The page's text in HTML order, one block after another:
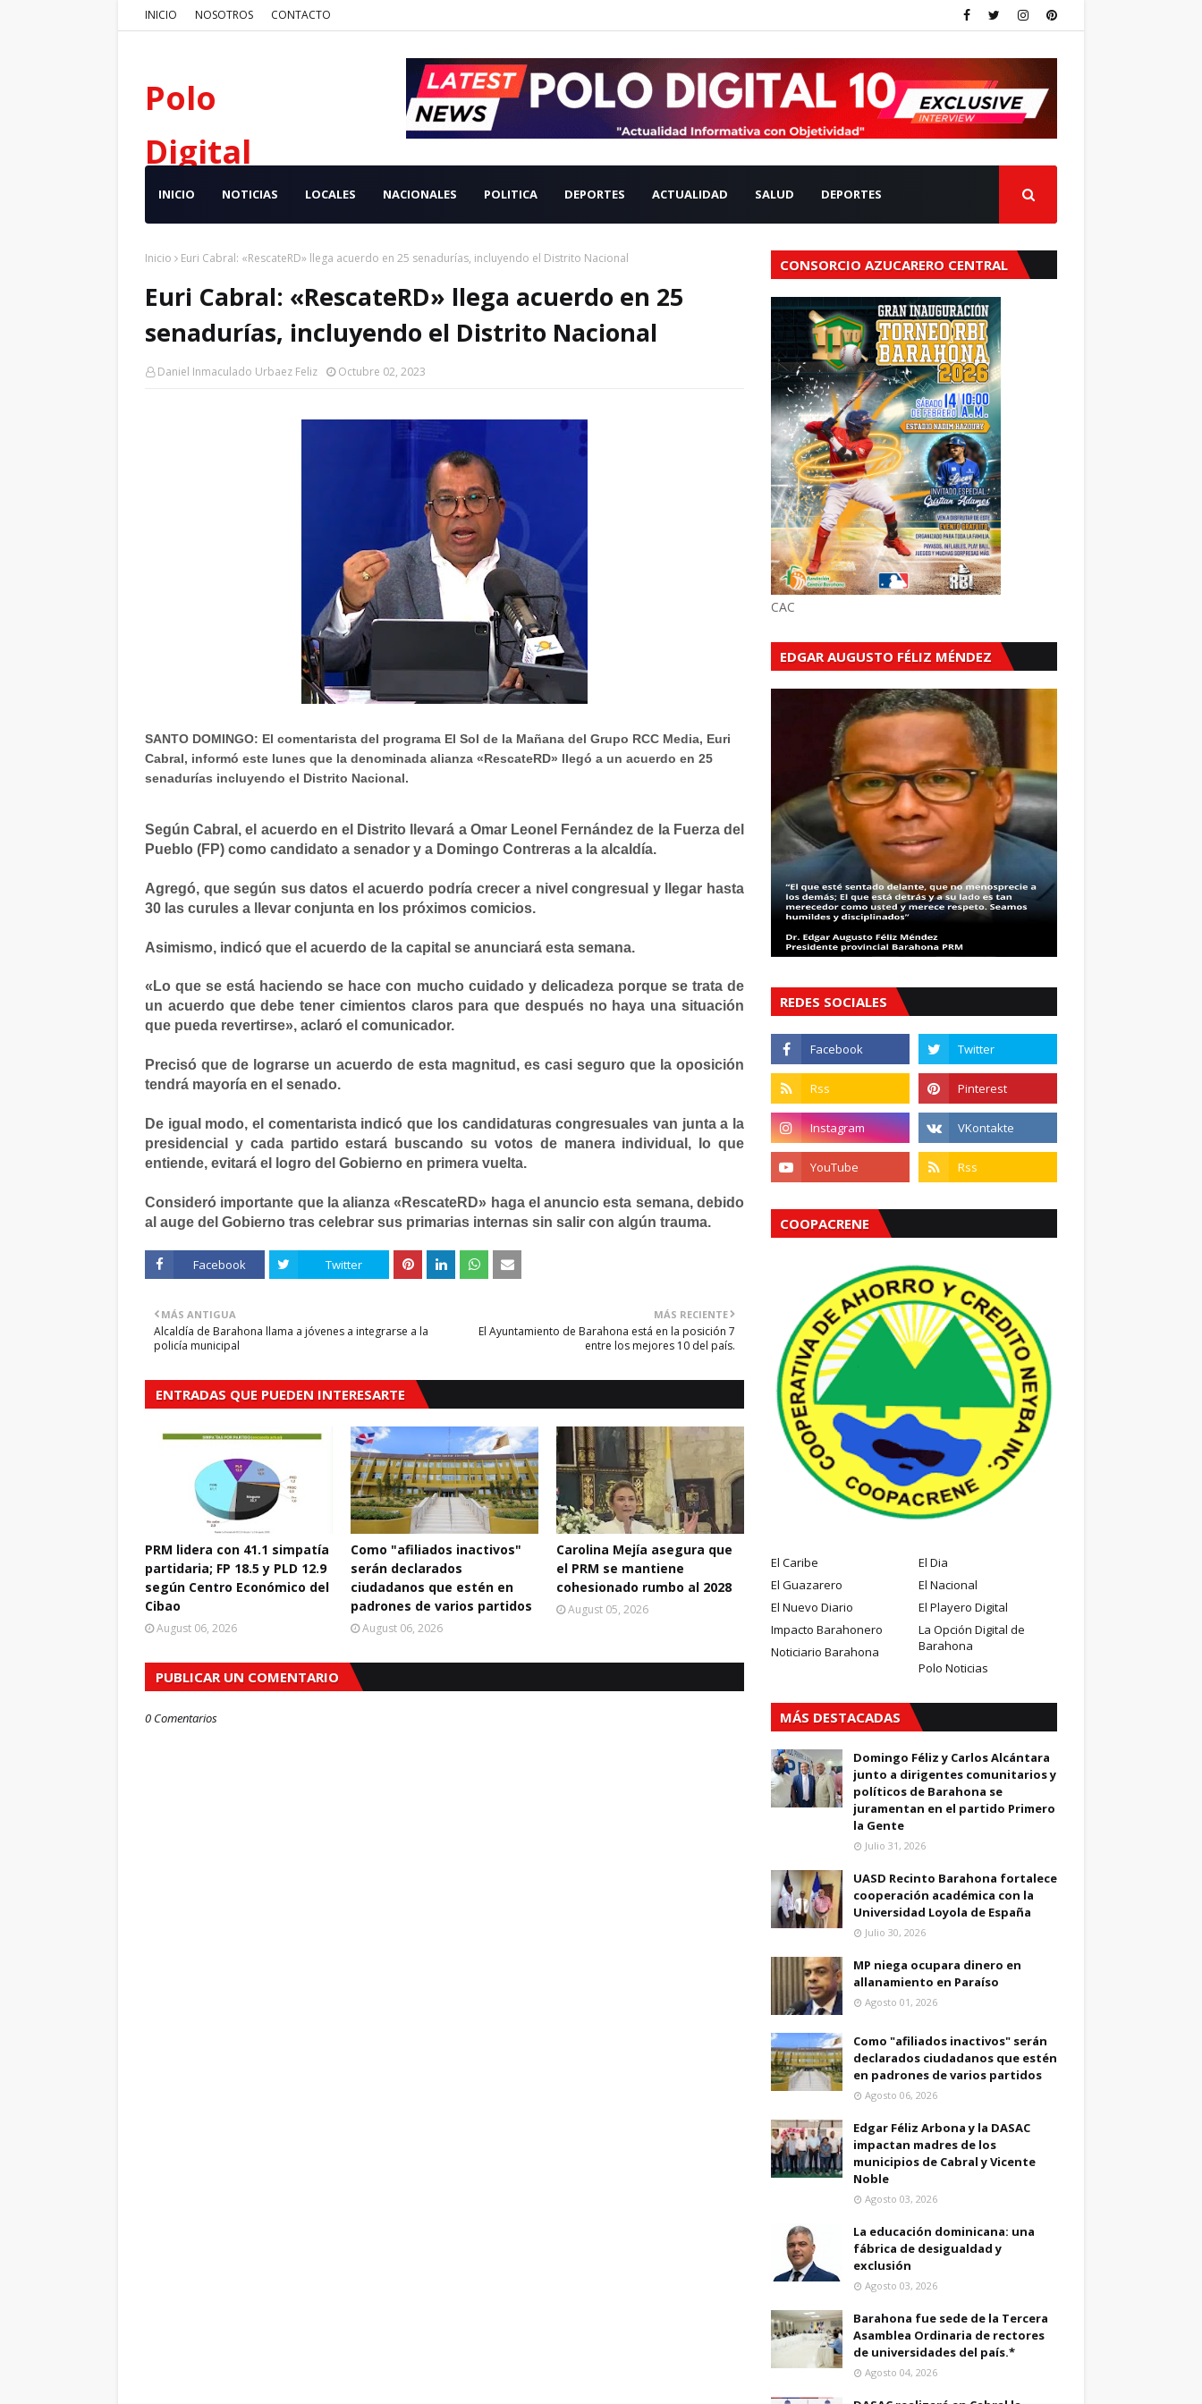
INICIO NOSOTROS CONTACTO
Polo
Digital
INICIO NOTICIAS LOCALES NACIONALES POLITICA DEPORTES ACTUALIDAD SALUD DEPORTES
Inicio Euri Cabral: «RescateRD» llega acuerdo en 25 senadurías, incluyendo el Distrito Nacional
Euri Cabral: «RescateRD» llega acuerdo en 25
senadurías, incluyendo el Distrito Nacional
Daniel Inmaculado Urbaez Feliz Octubre 02, 2023
SANTO DOMINGO: El comentarista del programa El Sol de la Mañana del Grupo RCC Media, Euri
Cabral, informó este lunes que la denominada alianza «RescateRD» llegó a un acuerdo en 25
senadurías incluyendo el Distrito Nacional.
Según Cabral, el acuerdo en el Distrito llevará a Omar Leonel Fernández de la Fuerza del
Pueblo (FP) como candidato a senador y a Domingo Contreras a la alcaldía.
Agregó, que según sus datos el acuerdo podría crecer a nivel congresual y llegar hasta
30 las curules a llevar conjunta en los próximos comicios.
Asimismo, indicó que el acuerdo de la capital se anunciará esta semana.
«Lo que se está haciendo se hace con mucho cuidado y delicadeza porque se trata de
un acuerdo que debe tener cimientos claros para que después no haya una situación
que pueda revertirse», aclaró el comunicador.
Precisó que de lograrse un acuerdo de esta magnitud, es casi seguro que la oposición
tendrá mayoría en el senado.
De igual modo, el comentarista indicó que los candidaturas congresuales van junta a la
presidencial y cada partido estará buscando su votos de manera individual, lo que
entiende, evitará el logro del Gobierno en primera vuelta.
Consideró importante que la alianza «RescateRD» haga el anuncio esta semana, debido
al auge del Gobierno tras celebrar sus primarias internas sin salir con algún trauma.
Facebook Twitter
MÁS RECIENTE
El Ayuntamiento de Barahona está en la posición 7
entre los mejores 10 del país.
MÁS ANTIGUA
Alcaldía de Barahona llama a jóvenes a integrarse a la
policía municipal
ENTRADAS QUE PUEDEN INTERESARTE
PRM lidera con 41.1 simpatía
partidaria; FP 18.5 y PLD 12.9
según Centro Económico del
Cibao
August 06, 2026
Como "afiliados inactivos"
serán declarados
ciudadanos que estén en
padrones de varios partidos
August 06, 2026
Carolina Mejía asegura que
el PRM se mantiene
cohesionado rumbo al 2028
August 05, 2026
PUBLICAR UN COMENTARIO
0 Comentarios
CONSORCIO AZUCARERO CENTRAL
CAC
EDGAR AUGUSTO FÉLIZ MÉNDEZ
REDES SOCIALES
COOPACRENE
El Caribe
El Dia
El Guazarero
El Nacional
El Nuevo Diario
El Playero Digital
Impacto Barahonero
La Opción Digital de
Barahona
Noticiario Barahona
Polo Noticias
MÁS DESTACADAS
Domingo Féliz y Carlos Alcántara
junto a dirigentes comunitarios y
políticos de Barahona se
juramentan en el partido Primero
la Gente
Julio 31, 2026
UASD Recinto Barahona fortalece
cooperación académica con la
Universidad Loyola de España
Julio 30, 2026
MP niega ocupara dinero en
allanamiento en Paraíso
Agosto 01, 2026
Como "afiliados inactivos" serán
declarados ciudadanos que estén
en padrones de varios partidos
Agosto 06, 2026
Edgar Féliz Arbona y la DASAC
impactan madres de los
municipios de Cabral y Vicente
Noble
Agosto 03, 2026
La educación dominicana: una
fábrica de desigualdad y
exclusión
Agosto 03, 2026
Barahona fue sede de la Tercera
Asamblea Ordinaria de rectores
de universidades del país.*
Agosto 04, 2026